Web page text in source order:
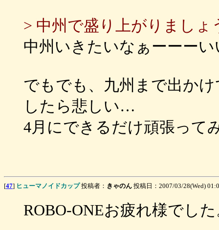
> 中州で盛り上がりましょ
中州いきたいなぁーーー
でもでも、九州まで出か
したら悲しい…
4月にできるだけ頑張って
[47] ヒューマノイドカップ投稿者： きゃのん 投稿日：2007/03/28(Wed)
ROBO-ONEお疲れ様でし